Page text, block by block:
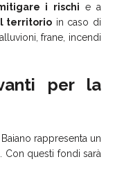
i rischi e a
territorio in caso di
frane, incendi
per la
rappresenta un
Con questi fondi sarà